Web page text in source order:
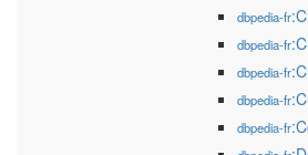
dbpedia-fr
dbpedia-fr
dbpedia-fr
dbpedia-fr
dbpedia-fr